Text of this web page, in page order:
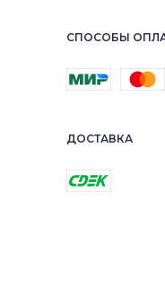
ДОСТАВКА
СПОСОБЫ